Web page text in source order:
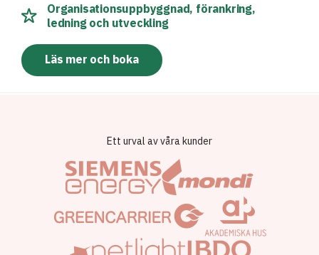
Organisationsuppbyggnad, förankring,
ledning och utveckling
Läs mer och boka
Ett urval av våra kunder